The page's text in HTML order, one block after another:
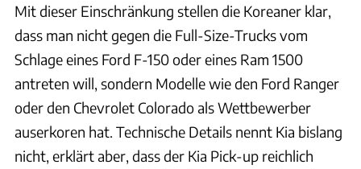
Mit dieser Einschränkung stellen die Koreaner klar,
dass man nicht gegen die Full-Size-Trucks vom
Schlage eines Ford F-150 oder eines Ram 1500
antreten will, sondern Modelle wie den Ford Ranger
oder den Chevrolet Colorado als Wettbewerber
auserkoren hat. Technische Details nennt Kia bislang
nicht, erklärt aber, dass der Kia Pick-up reichlich